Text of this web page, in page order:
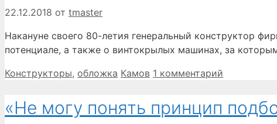
22.12.2018 от tmaster
Накануне своего 80-летия генеральный конструктор
потенциале, а также о винтокрылых машинах, за
Рубрики
Конструкторы, обложка Метки
Камов 1 комментарий
«Не могу понять принцип